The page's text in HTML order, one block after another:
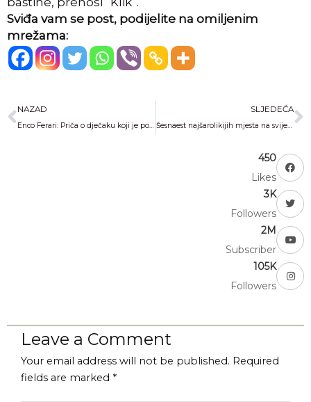
Sviđa vam se post, podijelite na omiljenim
mrežama:
Prev
NAZAD
Enco Ferari: Priča o dječaku koji je potkivao mazge
SLJEDEĆA
Šesnaest najšarolikijih mjesta na svijetu
450
Likes
3K
Followers
2M
Subscriber
105K
Followers
Leave a Comment
Your email address will not be published. Required
fields are marked *